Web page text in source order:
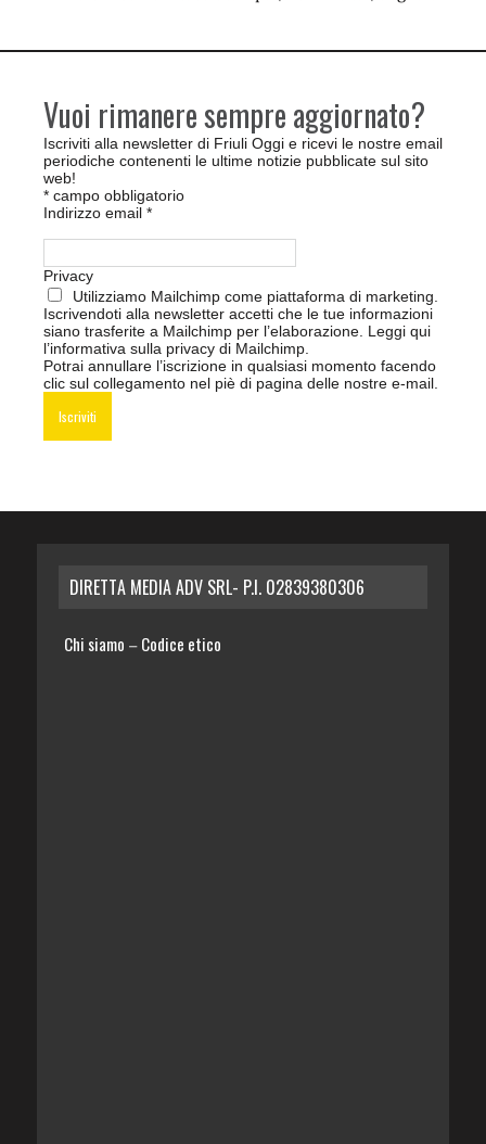
Vuoi rimanere sempre aggiornato?
Iscriviti alla newsletter di Friuli Oggi e ricevi le nostre email
periodiche contenenti le ultime notizie pubblicate sul sito
web!
* campo obbligatorio
Indirizzo email *
Privacy
Utilizziamo Mailchimp come piattaforma di marketing.
Iscrivendoti alla newsletter accetti che le tue informazioni
siano trasferite a Mailchimp per l’elaborazione. Leggi qui
l’informativa sulla privacy di Mailchimp
Potrai annullare l’iscrizione in qualsiasi momento facendo
clic sul collegamento nel piè di pagina delle nostre e-mail.
DIRETTA MEDIA ADV SRL- P.I. 02839380306
Chi siamo – Codice etico